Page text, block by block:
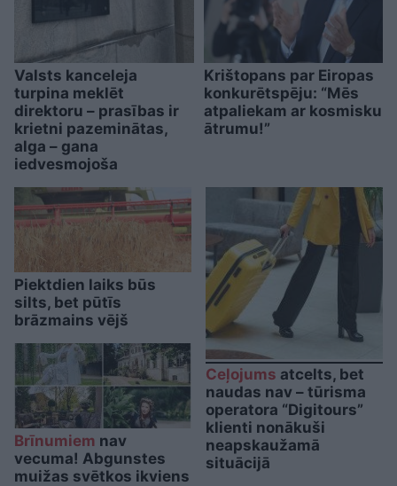
Valsts kanceleja
turpina meklēt
direktoru – prasības ir
krietni pazeminātas,
alga – gana
iedvesmojoša
Krištopans par Eiropas
konkurētspēju: “Mēs
atpaliekam ar kosmisku
ātrumu!”
Piektdien laiks būs
silts, bet pūtīs
brāzmains vējš
Brīnumiem nav
vecuma! Abgunstes
muižas svētkos ikviens
Ceļojums atcelts, bet
naudas nav – tūrisma
operatora “Digitours”
klienti nonākuši
neapskaužamā
situācijā